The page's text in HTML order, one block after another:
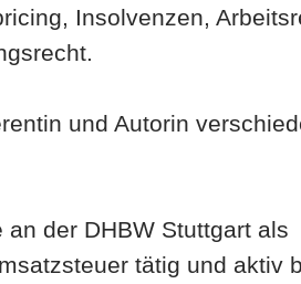
Insolvenzen,
und Autorin
der DHBW Stuttgart als
tätig und aktiv